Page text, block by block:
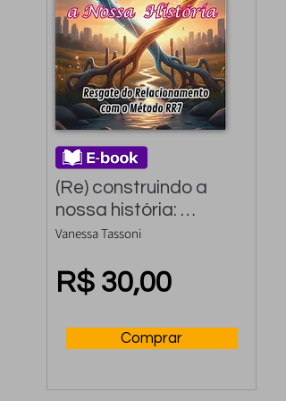
(Re) construindo a
nossa história:
Resgate do
o método RR7
Vanessa Tassoni
R$ 30,00
Comprar